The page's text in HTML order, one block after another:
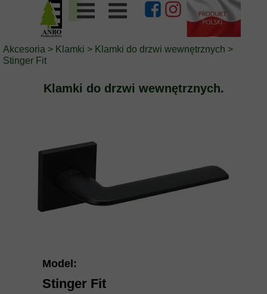
Akcesoria > Klamki > Klamki do drzwi wewnętrznych >
Stinger Fit
Stinger Fit
Model:
Klamki do drzwi wewnętrznych.